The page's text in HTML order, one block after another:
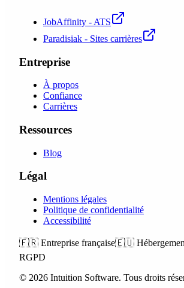
JobAffinity - ATS
Paradisiak - Sites carrières
Entreprise
À propos
Confiance
Carrières
Ressources
Blog
Légal
Mentions légales
Politique de confidentialité
Accessibilité
🇫🇷 Entreprise française🇪🇺
RGPD
© 2026 Intuition Software. Tous droits